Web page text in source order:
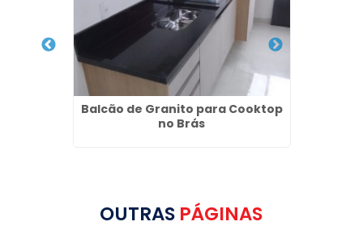
Balcão de Granito para Cooktop
no Brás
OUTRAS PÁGINAS